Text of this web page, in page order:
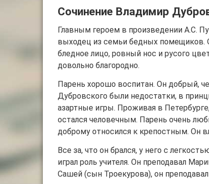
Сочинение Владимир
Главным героем в произведении А.С.
выходец из семьи бедных помещиков.
бледное лицо, ровный нос и русого
довольно благородно.
Парень хорошо воспитан. Он добрый,
Дубровского были недостатки, в
азартные игры. Проживая в
остался человечным. Парень очень
доброму относился к крепостным. Он
Все за, что он брался, у него с
играл роль учителя. Он преподавал
Сашей (сын Троекурова), он